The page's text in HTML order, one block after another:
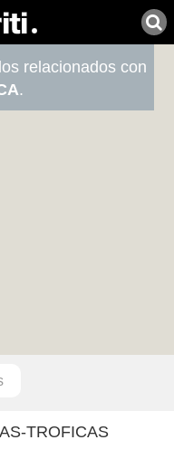
relacionados con
.
TROFICAS